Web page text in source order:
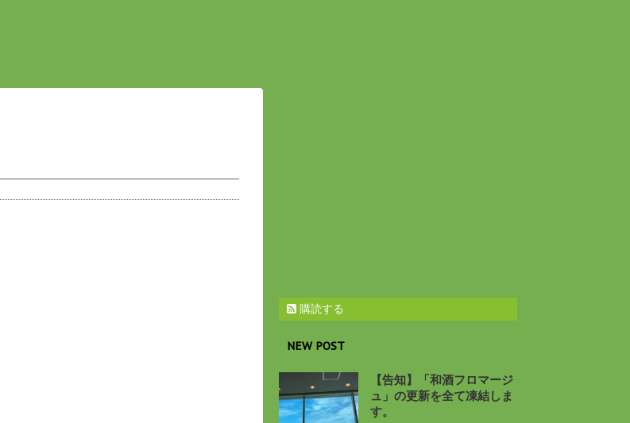
購読する
NEW POST
【告知】「和酒フロマージ
ュ」の更新を全て凍結しま
す。